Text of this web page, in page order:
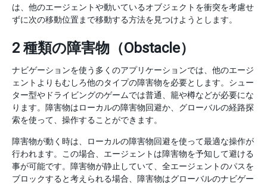
は、他のエージェントや動いているオブジェクトを衝突を考慮せ
ずに次の移動位置まで移動する方法を見つけようとします。
2 種類の障害物（Obstacle）
ナビゲーションを使う多くのアプリケーションでは、他のエージ
ェントよりもむしろ他のタイプの障害物を必要とします。シュー
ター型やドライビングのゲームでは普通、籠や樽などが必要にな
ります。障害物はローカルの障害物回避か、グローバルの経路探
索を使って、操作することができます。
障害物が動く時は、ローカルの障害物回避を使って最適な操作が
行われます。この場合、エージェントは障害物を予知して避ける
事が可能です。障害物が静止していて、全エージェントのパスを
ブロックすると考えられる場合、障害物はグローバルのナビゲー